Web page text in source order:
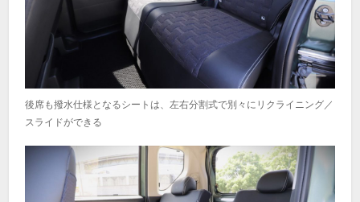
後席も撥水仕様となるシートは、左右分割式で別々にリクライニング／
スライドができる